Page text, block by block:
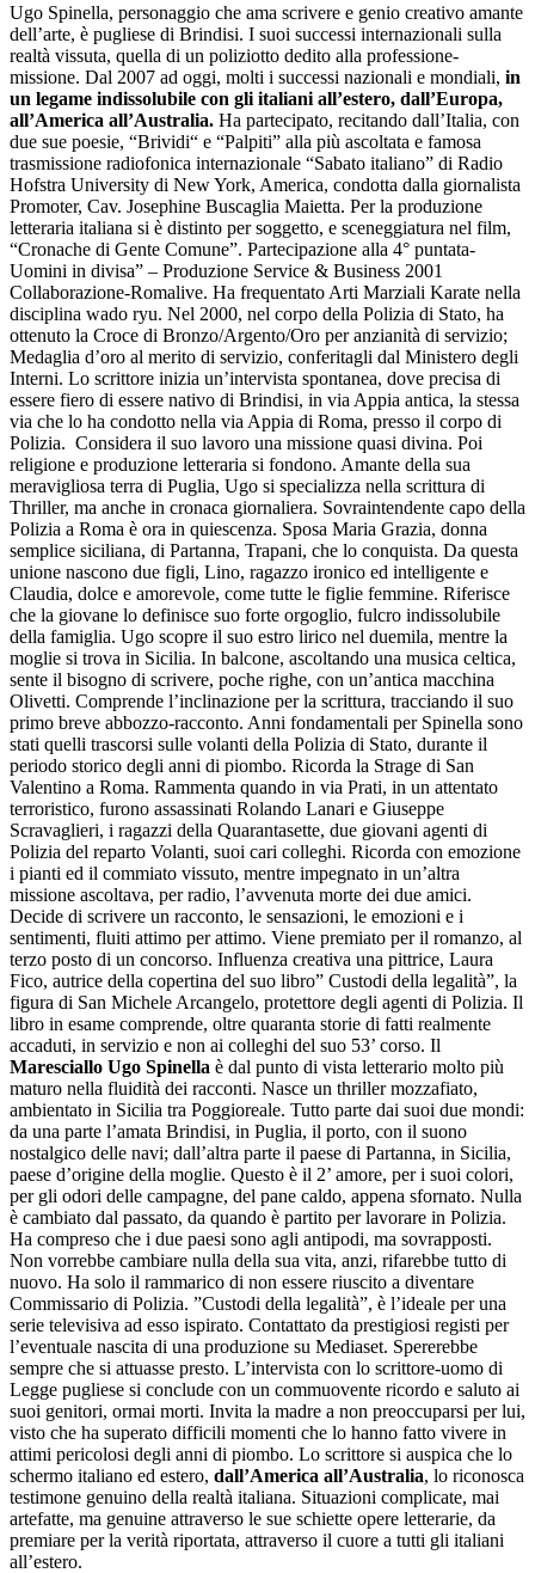
Ugo Spinella, personaggio che ama scrivere e genio creativo amante
dell’arte, è pugliese di Brindisi. I suoi successi internazionali sulla
realtà vissuta, quella di un poliziotto dedito alla professione-
missione. Dal 2007 ad oggi, molti i successi nazionali e mondiali, in
un legame indissolubile con gli italiani all’estero, dall’Europa,
all’America all’Australia. Ha partecipato, recitando dall’Italia, con
due sue poesie, “Brividi“ e “Palpiti” alla più ascoltata e famosa
trasmissione radiofonica internazionale “Sabato italiano” di Radio
Hofstra University di New York, America, condotta dalla giornalista
Promoter, Cav. Josephine Buscaglia Maietta. Per la produzione
letteraria italiana si è distinto per soggetto, e sceneggiatura nel film,
“Cronache di Gente Comune”. Partecipazione alla 4° puntata-
Uomini in divisa” – Produzione Service & Business 2001
Collaborazione-Romalive. Ha frequentato Arti Marziali Karate nella
disciplina wado ryu. Nel 2000, nel corpo della Polizia di Stato, ha
ottenuto la Croce di Bronzo/Argento/Oro per anzianità di servizio;
Medaglia d’oro al merito di servizio, conferitagli dal Ministero degli
Interni. Lo scrittore inizia un’intervista spontanea, dove precisa di
essere fiero di essere nativo di Brindisi, in via Appia antica, la stessa
via che lo ha condotto nella via Appia di Roma, presso il corpo di
Polizia. Considera il suo lavoro una missione quasi divina. Poi
religione e produzione letteraria si fondono. Amante della sua
meravigliosa terra di Puglia, Ugo si specializza nella scrittura di
Thriller, ma anche in cronaca giornaliera. Sovraintendente capo della
Polizia a Roma è ora in quiescenza. Sposa Maria Grazia, donna
semplice siciliana, di Partanna, Trapani, che lo conquista. Da questa
unione nascono due figli, Lino, ragazzo ironico ed intelligente e
Claudia, dolce e amorevole, come tutte le figlie femmine. Riferisce
che la giovane lo definisce suo forte orgoglio, fulcro indissolubile
della famiglia. Ugo scopre il suo estro lirico nel duemila, mentre la
moglie si trova in Sicilia. In balcone, ascoltando una musica celtica,
sente il bisogno di scrivere, poche righe, con un’antica macchina
Olivetti. Comprende l’inclinazione per la scrittura, tracciando il suo
primo breve abbozzo-racconto. Anni fondamentali per Spinella sono
stati quelli trascorsi sulle volanti della Polizia di Stato, durante il
periodo storico degli anni di piombo. Ricorda la Strage di San
Valentino a Roma. Rammenta quando in via Prati, in un attentato
terroristico, furono assassinati Rolando Lanari e Giuseppe
Scravaglieri, i ragazzi della Quarantasette, due giovani agenti di
Polizia del reparto Volanti, suoi cari colleghi. Ricorda con emozione
i pianti ed il commiato vissuto, mentre impegnato in un’altra
missione ascoltava, per radio, l’avvenuta morte dei due amici.
Decide di scrivere un racconto, le sensazioni, le emozioni e i
sentimenti, fluiti attimo per attimo. Viene premiato per il romanzo, al
terzo posto di un concorso. Influenza creativa una pittrice, Laura
Fico, autrice della copertina del suo libro” Custodi della legalità”, la
figura di San Michele Arcangelo, protettore degli agenti di Polizia. Il
libro in esame comprende, oltre quaranta storie di fatti realmente
accaduti, in servizio e non ai colleghi del suo 53’ corso. Il
Maresciallo Ugo Spinella è dal punto di vista letterario molto più
maturo nella fluidità dei racconti. Nasce un thriller mozzafiato,
ambientato in Sicilia tra Poggioreale. Tutto parte dai suoi due mondi:
da una parte l’amata Brindisi, in Puglia, il porto, con il suono
nostalgico delle navi; dall’altra parte il paese di Partanna, in Sicilia,
paese d’origine della moglie. Questo è il 2’ amore, per i suoi colori,
per gli odori delle campagne, del pane caldo, appena sfornato. Nulla
è cambiato dal passato, da quando è partito per lavorare in Polizia.
Ha compreso che i due paesi sono agli antipodi, ma sovrapposti.
Non vorrebbe cambiare nulla della sua vita, anzi, rifarebbe tutto di
nuovo. Ha solo il rammarico di non essere riuscito a diventare
Commissario di Polizia. ”Custodi della legalità”, è l’ideale per una
serie televisiva ad esso ispirato. Contattato da prestigiosi registi per
l’eventuale nascita di una produzione su Mediaset. Spererebbe
sempre che si attuasse presto. L’intervista con lo scrittore-uomo di
Legge pugliese si conclude con un commuovente ricordo e saluto ai
suoi genitori, ormai morti. Invita la madre a non preoccuparsi per lui,
visto che ha superato difficili momenti che lo hanno fatto vivere in
attimi pericolosi degli anni di piombo. Lo scrittore si auspica che lo
schermo italiano ed estero, dall’America all’Australia, lo riconosca
testimone genuino della realtà italiana. Situazioni complicate, mai
artefatte, ma genuine attraverso le sue schiette opere letterarie, da
premiare per la verità riportata, attraverso il cuore a tutti gli italiani
all’estero.